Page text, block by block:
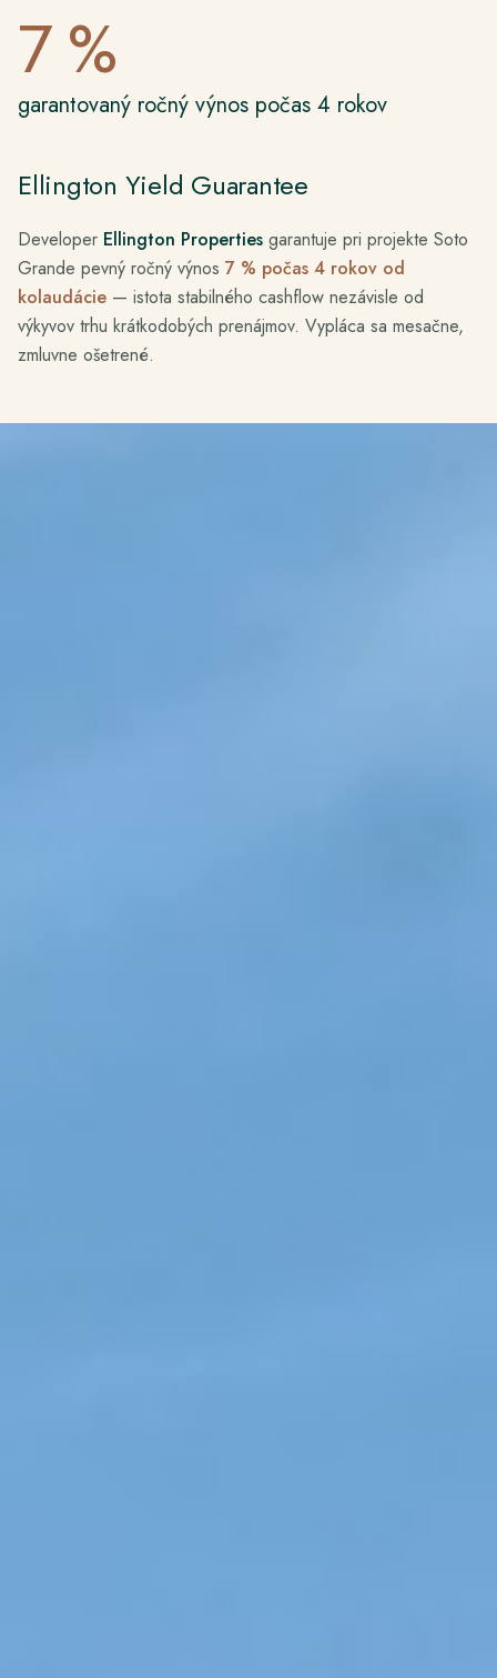
7 %
garantovaný ročný výnos počas 4 rokov
Ellington Yield Guarantee
Developer Ellington Properties garantuje pri projekte Soto
Grande pevný ročný výnos 7 % počas 4 rokov od
kolaudácie — istota stabilného cashflow nezávisle od
výkyvov trhu krátkodobých prenájmov. Vypláca sa mesačne,
zmluvne ošetrené.